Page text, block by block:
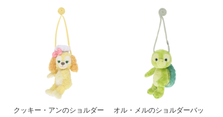
クッキー・アンのショルダー
オル・メルのショルダーバッ